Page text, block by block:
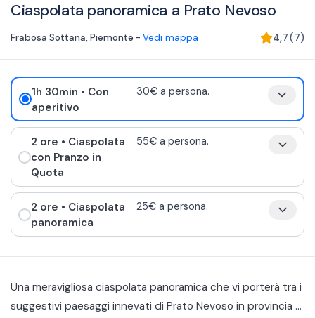
Ciaspolata panoramica a Prato Nevoso
Frabosa Sottana, Piemonte - Vedi mappa 4,7(7)
1h 30min • Con
aperitivo
30€ a persona.
2 ore • Ciaspolata
con Pranzo in
Quota
55€ a persona.
2 ore • Ciaspolata
panoramica
25€ a persona.
Una meravigliosa ciaspolata panoramica che vi porterà tra i
suggestivi paesaggi innevati di Prato Nevoso in provincia di